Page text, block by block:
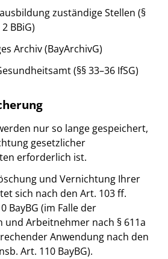
zuständige Stellen (§
BBiG)
Archiv (BayArchivG)
(§§ 33–36 IfSG)
nur so lange gespeichert,
gesetzlicher
erforderlich ist.
und Vernichtung Ihrer
sich nach den Art. 103 ff.
BayBG (im Falle der
Arbeitnehmer nach § 611a
Anwendung nach den
Art. 110 BayBG).